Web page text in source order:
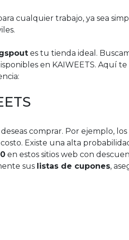
cualquier trabajo, ya sea
es tu tienda ideal.
en KAIWEETS. Aquí
comprar. Por ejemplo,
Existe una alta
en estos sitios web con
sus listas de cupones,